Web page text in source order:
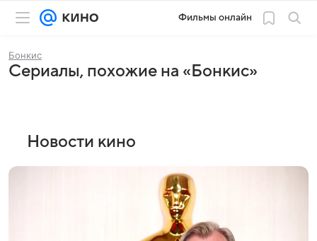
Фильмы онлайн
Бонкис
Сериалы, похожие на «Бонкис»
Новости кино